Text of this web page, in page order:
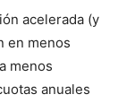
acelerada (y
en menos
menos
anuales